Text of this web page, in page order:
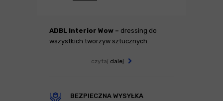
ADBL Interior Wow – dressing do
wszystkich tworzyw sztucznych.
czytaj dalej
BEZPIECZNA WYSYŁKA